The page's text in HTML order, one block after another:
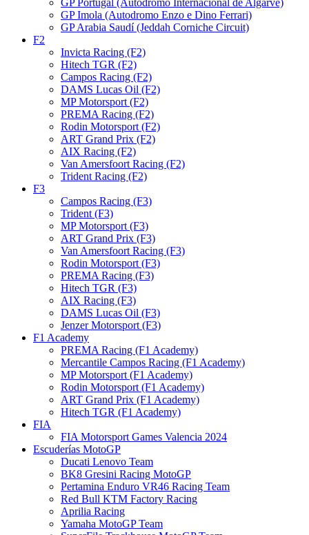
GP Portugal (Autódromo Internacional de Algarve)
GP Imola (Autodromo Enzo e Dino Ferrari)
GP Arabia Saudí (Jeddah Corniche Circuit)
F2
Invicta Racing (F2)
Hitech TGR (F2)
Campos Racing (F2)
DAMS Lucas Oil (F2)
MP Motorsport (F2)
PREMA Racing (F2)
Rodin Motorsport (F2)
ART Grand Prix (F2)
AIX Racing (F2)
Van Amersfoort Racing (F2)
Trident Racing (F2)
F3
Campos Racing (F3)
Trident (F3)
MP Motorsport (F3)
ART Grand Prix (F3)
Van Amersfoort Racing (F3)
Rodin Motorsport (F3)
PREMA Racing (F3)
Hitech TGR (F3)
AIX Racing (F3)
DAMS Lucas Oil (F3)
Jenzer Motorsport (F3)
F1 Academy
PREMA Racing (F1 Academy)
Mercantile Campos Racing (F1 Academy)
MP Motorsport (F1 Academy)
Rodin Motorsport (F1 Academy)
ART Grand Prix (F1 Academy)
Hitech TGR (F1 Academy)
FIA
FIA Motorsport Games Valencia 2024
Escuderías MotoGP
Ducati Lenovo Team
BK8 Gresini Racing MotoGP
Pertamina Enduro VR46 Racing Team
Red Bull KTM Factory Racing
Aprilia Racing
Yamaha MotoGP Team